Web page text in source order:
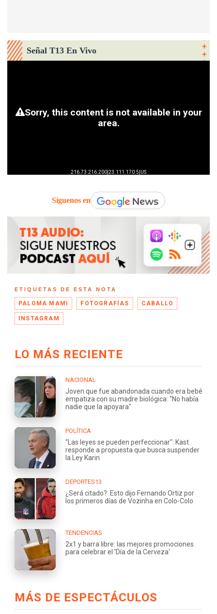
Señal T13 En Vivo
Síguenos en
ETIQUETAS DE ESTA NOTA
PALOMA MAMI FOTOGRAFÍAS CABALLO
INSTAGRAM
LO MÁS RECIENTE
NACIONAL
Joven que fue abandonada cuando era bebé
empatiza con su madre biológica: "No había
nadie que la apoyara"
POLÍTICA
"Las leyes se pueden perfeccionar": Kast
responde a propuesta que busca suspender
la Ley Karin
DEPORTES13
¿Será citado?: Esto dijo Fernando Ortiz por
los primeros días de Vozinha en Colo-Colo
TENDENCIAS
2x1 y barra libre: las mejores promociones
para celebrar el 'Día de la Cerveza'
MÁS DE ESPECTÁCULOS